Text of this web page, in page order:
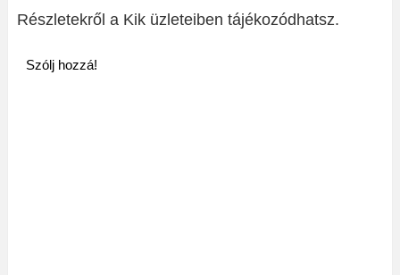
Részletekről a Kik üzleteiben tájékozódhatsz.
Szólj hozzá!